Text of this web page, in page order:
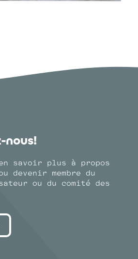
savoir plus à propos
devenir membre du
ou du comité des